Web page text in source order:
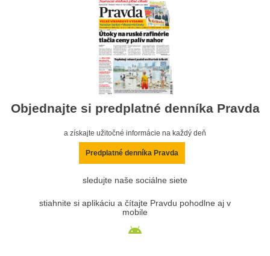
Objednajte si predplatné denníka Pravda
a získajte užitočné informácie na každý deň
Predplatné denníka Pravda
sledujte naše sociálne siete
stiahnite si aplikáciu a čítajte Pravdu pohodlne aj v
mobile